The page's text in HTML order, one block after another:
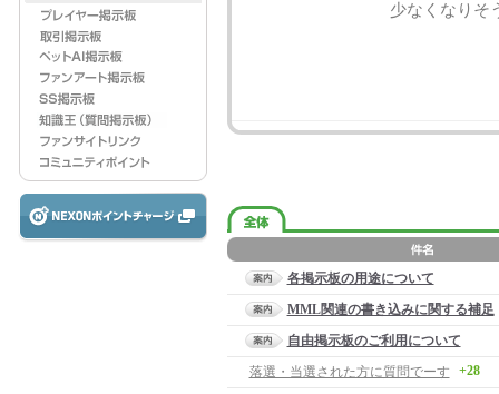
少なくなりそ
各掲示板の用途について
MML関連の書き込みに関する補足
自由掲示板のご利用について
落選・当選された方に質問でーす
+28